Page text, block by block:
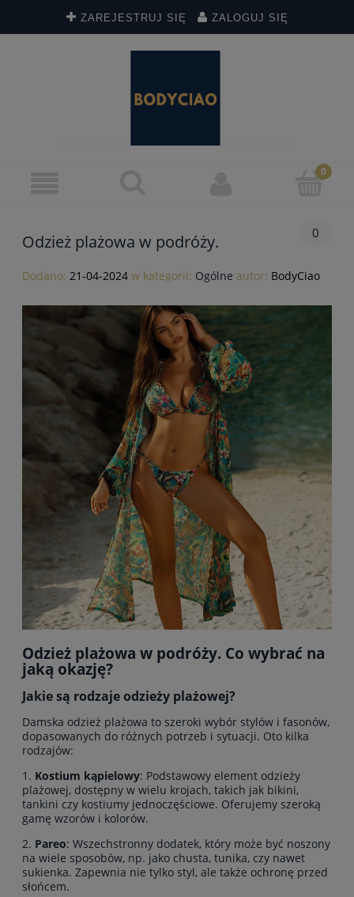
ZAREJESTRUJ SIĘ ZALOGUJ SIĘ
Odzież plażowa w podróży. 0
Dodano: 21-04-2024 w kategorii: Ogólne autor: BodyCiao
Odzież plażowa w podróży. Co wybrać na
jaką okazję?
Jakie są rodzaje odzieży plażowej?
Damska odzież plażowa to szeroki wybór stylów i fasonów,
dopasowanych do różnych potrzeb i sytuacji. Oto kilka
rodzajów:
1. Kostium kąpielowy: Podstawowy element odzieży
plażowej, dostępny w wielu krojach, takich jak bikini,
tankini czy kostiumy jednoczęściowe. Oferujemy szeroką
gamę wzorów i kolorów.
2. Pareo: Wszechstronny dodatek, który może być noszony
na wiele sposobów, np. jako chusta, tunika, czy nawet
sukienka. Zapewnia nie tylko styl, ale także ochronę przed
słońcem.